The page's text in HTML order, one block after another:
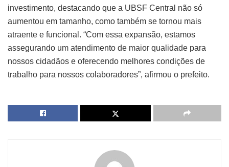
investimento, destacando que a UBSF Central não só
aumentou em tamanho, como também se tornou mais
atraente e funcional. “Com essa expansão, estamos
assegurando um atendimento de maior qualidade para
nossos cidadãos e oferecendo melhores condições de
trabalho para nossos colaboradores”, afirmou o prefeito.